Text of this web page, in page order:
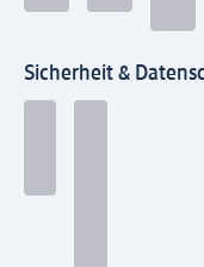
Sicherheit &